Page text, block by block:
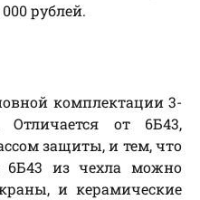
рублей.
комплектации 3-
от 6Б43,
защиты, и тем, что
6Б43 из чехла можно
и керамические